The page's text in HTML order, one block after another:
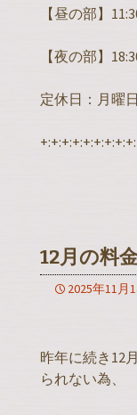
【昼の部】
【夜の部】
定休日：月曜日
12月の料
2025年11月
昨年に続き12
られない為、